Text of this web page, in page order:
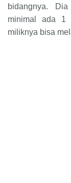
bidangnya.
minimal ada 1
miliknya bisa